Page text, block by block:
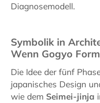
Diagnosemodell.
Symbolik in
Wenn Gogyo
Die Idee der fünf
japanisches Design
wie dem Seimei-jinja